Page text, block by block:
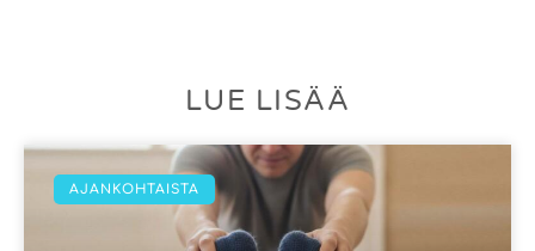
LUE LISÄÄ
AJANKOHTAISTA